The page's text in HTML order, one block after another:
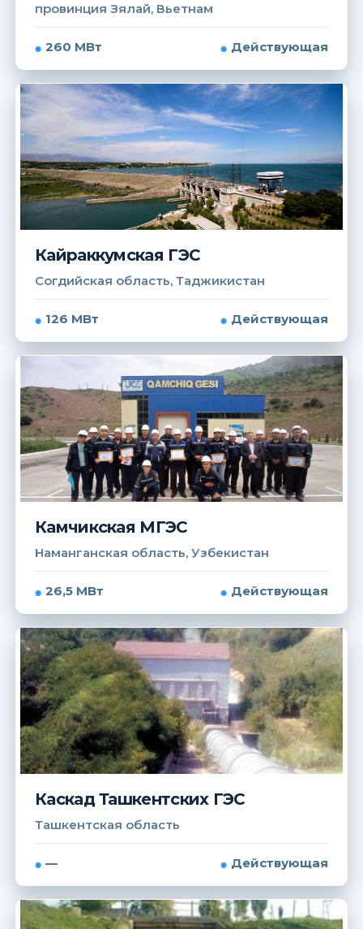
провинция Зялай, Вьетнам
260 МВт Действующая
Кайраккумская ГЭС
Согдийская область, Таджикистан
126 МВт Действующая
Камчикская МГЭС
Наманганская область, Узбекистан
26,5 МВт Действующая
Каскад Ташкентских ГЭС
Ташкентская область
— Действующая